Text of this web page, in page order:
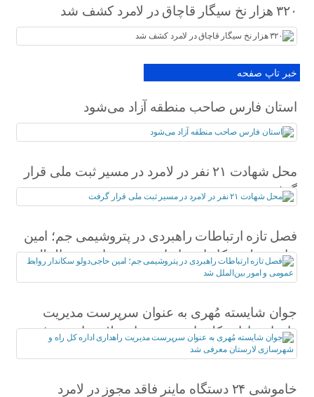
۳۲۰ هزار نخ سیگار قاچاق در لامرد کشف شد
خبر تاپ صفحه
استان فارس صاحب منطقه آزاد می‌شود
محل شهادت ۲۱ نفر در لامرد در مسیر ثبت ملی قرار
گرفت
فصل تازه ارتباطات راهبردی در پتروشیمی جم؛ امین
حاجی‌دولو سکاندار روابط عمومی و امور بین‌الملل
شد
جوان شایسته مُهری به عنوان سرپرست مدیریت
راهداری اداره کل راه و شهرسازی لارستان معرفی
شد
خاموشی ۲۴ دستگاه ماینر فاقد مجوز در لامرد